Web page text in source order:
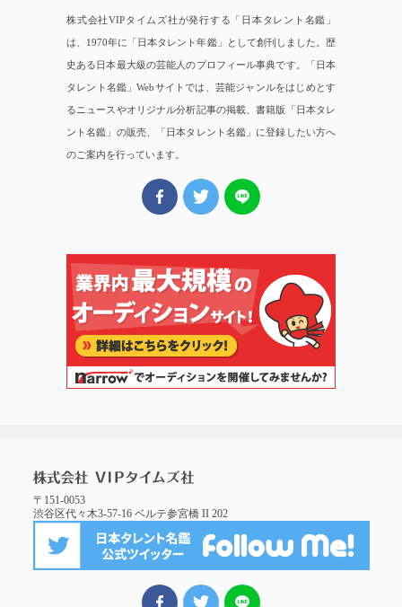
株式会社VIPタイムズ社が発行する「日本タレント名鑑」
は、1970年に「日本タレント年鑑」として創刊しました。歴
史ある日本最大級の芸能人のプロフィール事典です。「日本
タレント名鑑」Webサイトでは、芸能ジャンルをはじめとす
るニュースやオリジナル分析記事の掲載、書籍版「日本タレ
ント名鑑」の販売、「日本タレント名鑑」に登録したい方へ
のご案内を行っています。
〒151-0053
渋谷区代々木3-57-16 ベルテ参宮橋 II 202
FBでシェアツイート